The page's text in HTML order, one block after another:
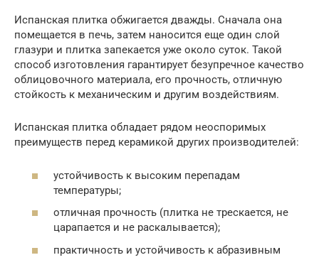
Испанская плитка обжигается дважды. Сначала она
помещается в печь, затем наносится еще один слой
глазури и плитка запекается уже около суток. Такой
способ изготовления гарантирует безупречное качество
облицовочного материала, его прочность, отличную
стойкость к механическим и другим воздействиям.
Испанская плитка обладает рядом неоспоримых
преимуществ перед керамикой других производителей:
устойчивость к высоким перепадам
температуры;
отличная прочность (плитка не трескается, не
царапается и не раскалывается);
практичность и устойчивость к абразивным